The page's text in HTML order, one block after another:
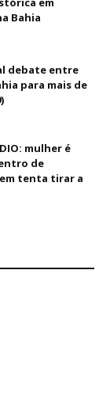
Bahia
debate entre
para mais de
mulher é
de
tenta tirar a